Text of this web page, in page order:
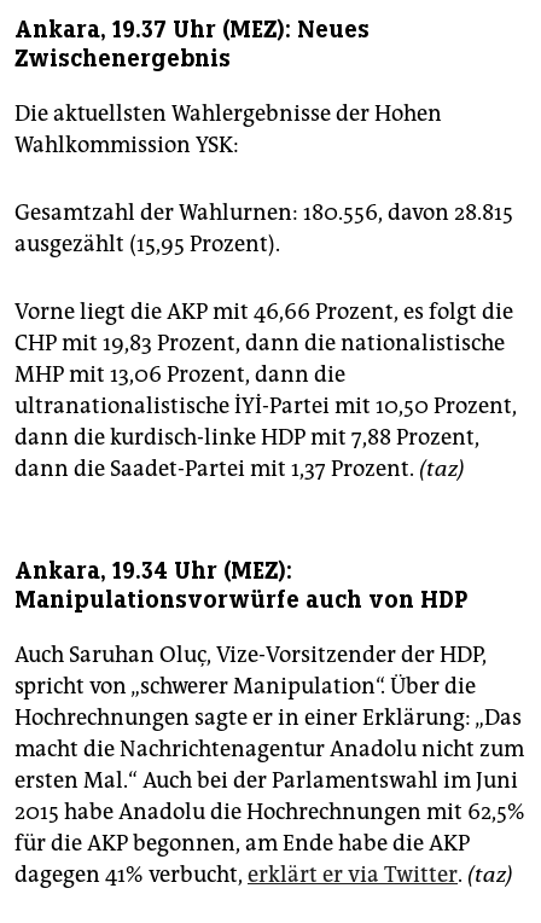
Ankara, 19.37 Uhr (MEZ): Neues
Zwischenergebnis
Die aktuellsten Wahlergebnisse der Hohen
Wahlkommission YSK:
Gesamtzahl der Wahlurnen: 180.556, davon 28.815
ausgezählt (15,95 Prozent).
Vorne liegt die AKP mit 46,66 Prozent, es folgt die
CHP mit 19,83 Prozent, dann die nationalistische
MHP mit 13,06 Prozent, dann die
ultranationalistische İYİ-Partei mit 10,50 Prozent,
dann die kurdisch-linke HDP mit 7,88 Prozent,
dann die Saadet-Partei mit 1,37 Prozent. (taz)
Ankara, 19.34 Uhr (MEZ):
Manipulationsvorwürfe auch von HDP
Auch Saruhan Oluç, Vize-Vorsitzender der HDP,
spricht von „schwerer Manipulation“. Über die
Hochrechnungen sagte er in einer Erklärung: „Das
macht die Nachrichtenagentur Anadolu nicht zum
ersten Mal.“ Auch bei der Parlamentswahl im Juni
2015 habe Anadolu die Hochrechnungen mit 62,5%
für die AKP begonnen, am Ende habe die AKP
dagegen 41% verbucht, erklärt er via Twitter. (taz)